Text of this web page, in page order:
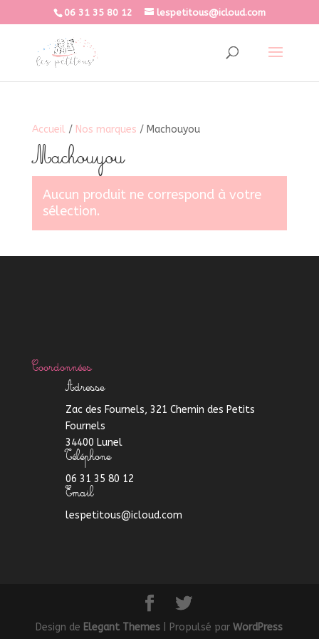
06 31 35 80 12 lespetitous@icloud.com
Accueil / Nos marques / Machouyou
Machouyou
Aucun produit ne correspond à votre
sélection.
Coordonnées
Adresse
Zac des Fournels, 321 Chemin des Petits
Fournels
34400 Lunel
Téléphone
06 31 35 80 12
Email
lespetitous@icloud.com
Design de Elegant Themes | Propulsé parWordPress